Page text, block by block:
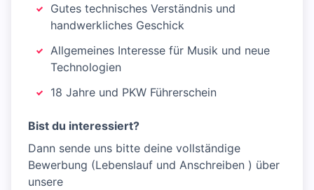
Gutes technisches Verständnis und
handwerkliches Geschick
Allgemeines Interesse für Musik und neue
Technologien
18 Jahre und PKW Führerschein
Bist du interessiert?
Dann sende uns bitte deine vollständige
Bewerbung (Lebenslauf und Anschreiben ) über
unsere